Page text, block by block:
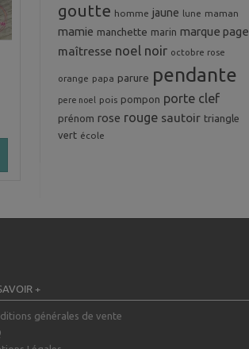
goutte homme jaune lune maman
mamie manchette marin marque page
maîtresse noel noir octobre rose
orange papa parure pendante
pere noel pois pompon porte clef
prénom rose rouge sautoir triangle
vert école
+
générales de vente